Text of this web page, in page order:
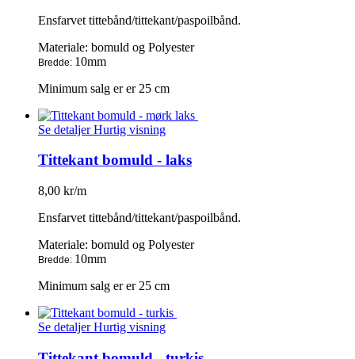
Ensfarvet tittebånd/tittekant/paspoilbånd.
Materiale: bomuld og Polyester
Bredde: 10mm
Minimum salg er er 25 cm
Se detaljerHurtig visning
Tittekant bomuld - laks
8,00 kr/m
Ensfarvet tittebånd/tittekant/paspoilbånd.
Materiale: bomuld og Polyester
Bredde: 10mm
Minimum salg er er 25 cm
Se detaljerHurtig visning